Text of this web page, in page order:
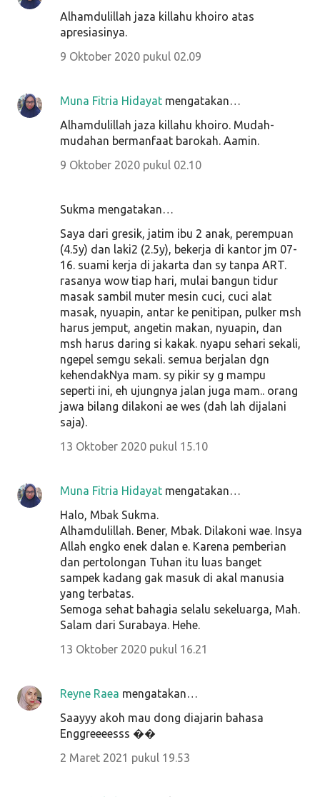
Alhamdulillah jaza killahu khoiro atas
apresiasinya.
9 Oktober 2020 pukul 02.09
Muna Fitria Hidayat mengatakan…
Alhamdulillah jaza killahu khoiro. Mudah-
mudahan bermanfaat barokah. Aamin.
9 Oktober 2020 pukul 02.10
Sukma mengatakan…
Saya dari gresik, jatim ibu 2 anak, perempuan
(4.5y) dan laki2 (2.5y), bekerja di kantor jm 07-
16. suami kerja di jakarta dan sy tanpa ART.
rasanya wow tiap hari, mulai bangun tidur
masak sambil muter mesin cuci, cuci alat
masak, nyuapin, antar ke penitipan, pulker msh
harus jemput, angetin makan, nyuapin, dan
msh harus daring si kakak. nyapu sehari sekali,
ngepel semgu sekali. semua berjalan dgn
kehendakNya mam. sy pikir sy g mampu
seperti ini, eh ujungnya jalan juga mam.. orang
jawa bilang dilakoni ae wes (dah lah dijalani
saja).
13 Oktober 2020 pukul 15.10
Muna Fitria Hidayat mengatakan…
Halo, Mbak Sukma.
Alhamdulillah. Bener, Mbak. Dilakoni wae. Insya
Allah engko enek dalan e. Karena pemberian
dan pertolongan Tuhan itu luas banget
sampek kadang gak masuk di akal manusia
yang terbatas.
Semoga sehat bahagia selalu sekeluarga, Mah.
Salam dari Surabaya. Hehe.
13 Oktober 2020 pukul 16.21
Reyne Raea mengatakan…
Saayyy akoh mau dong diajarin bahasa
Enggreeeesss ��
2 Maret 2021 pukul 19.53